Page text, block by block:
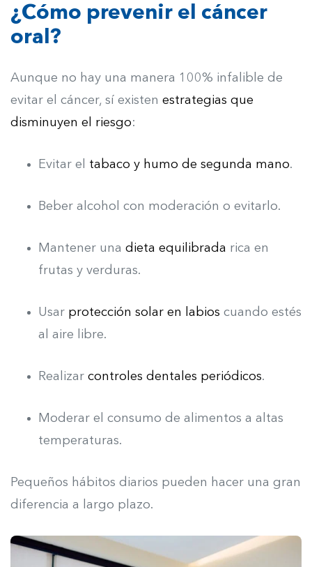
¿Cómo prevenir el cáncer
oral?
Aunque no hay una manera 100% infalible de
evitar el cáncer, sí existen estrategias que
disminuyen el riesgo:
Evitar el tabaco y humo de segunda mano.
Beber alcohol con moderación o evitarlo.
Mantener una dieta equilibrada rica en
frutas y verduras.
Usar protección solar en labios cuando estés
al aire libre.
Realizar controles dentales periódicos.
Moderar el consumo de alimentos a altas
temperaturas.
Pequeños hábitos diarios pueden hacer una gran
diferencia a largo plazo.